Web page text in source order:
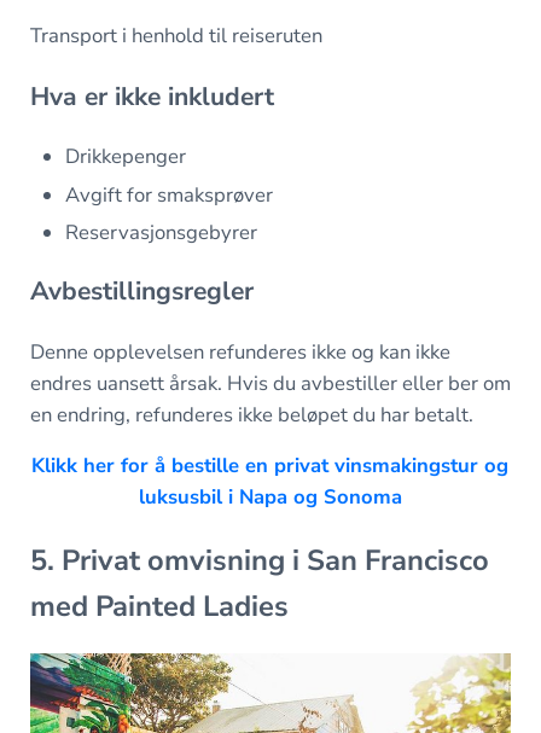
Transport i henhold til reiseruten
Hva er ikke inkludert
Drikkepenger
Avgift for smaksprøver
Reservasjonsgebyrer
Avbestillingsregler
Denne opplevelsen refunderes ikke og kan ikke
endres uansett årsak. Hvis du avbestiller eller ber om
en endring, refunderes ikke beløpet du har betalt.
Klikk her for å bestille en privat vinsmakingstur og
luksusbil i Napa og Sonoma
5. Privat omvisning i San Francisco
med Painted Ladies